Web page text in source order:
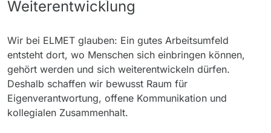
Weiterentwicklung
Wir bei ELMET glauben: Ein gutes Arbeitsumfeld
entsteht dort, wo Menschen sich einbringen können,
gehört werden und sich weiterentwickeln dürfen.
Deshalb schaffen wir bewusst Raum für
Eigenverantwortung, offene Kommunikation und
kollegialen Zusammenhalt.